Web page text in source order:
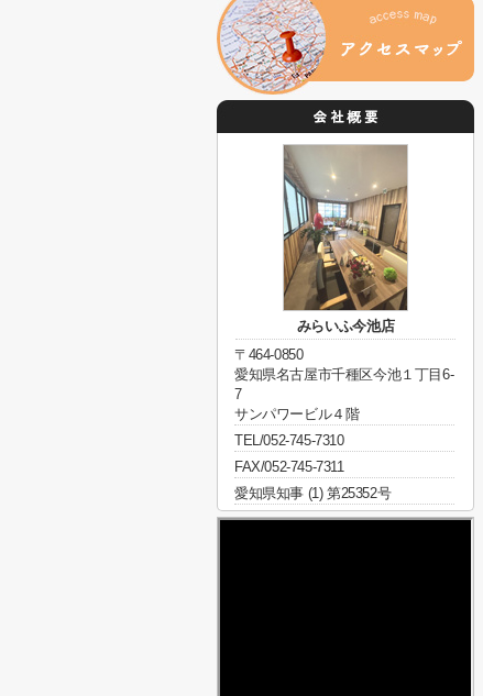
みらいふ今池店
〒464-0850
愛知県名古屋市千種区今池１丁目6-
7
サンパワービル４階
TEL/052-745-7310
FAX/052-745-7311
愛知県知事 (1) 第25352号